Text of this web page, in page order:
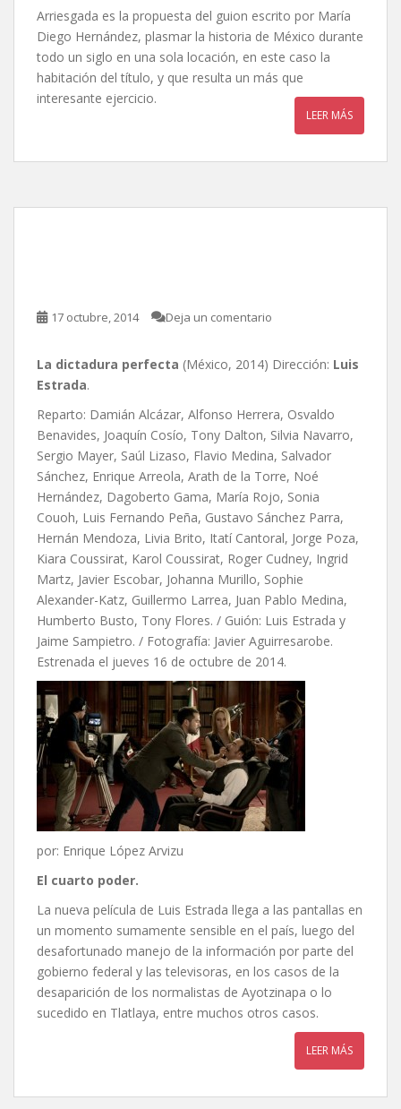
Arriesgada es la propuesta del guion escrito por María
Diego Hernández, plasmar la historia de México durante
todo un siglo en una sola locación, en este caso la
habitación del título, y que resulta un más que
interesante ejercicio.
LEER MÁS
17 octubre, 2014 Deja un comentario
La dictadura perfecta (México, 2014) Dirección: Luis
Estrada.
Reparto: Damián Alcázar, Alfonso Herrera, Osvaldo
Benavides, Joaquín Cosío, Tony Dalton, Silvia Navarro,
Sergio Mayer, Saúl Lizaso, Flavio Medina, Salvador
Sánchez, Enrique Arreola, Arath de la Torre, Noé
Hernández, Dagoberto Gama, María Rojo, Sonia
Couoh, Luis Fernando Peña, Gustavo Sánchez Parra,
Hernán Mendoza, Livia Brito, Itatí Cantoral, Jorge Poza,
Kiara Coussirat, Karol Coussirat, Roger Cudney, Ingrid
Martz, Javier Escobar, Johanna Murillo, Sophie
Alexander-Katz, Guillermo Larrea, Juan Pablo Medina,
Humberto Busto, Tony Flores. / Guión: Luis Estrada y
Jaime Sampietro. / Fotografía: Javier Aguirresarobe.
Estrenada el jueves 16 de octubre de 2014.
por: Enrique López Arvizu
El cuarto poder.
La nueva película de Luis Estrada llega a las pantallas en
un momento sumamente sensible en el país, luego del
desafortunado manejo de la información por parte del
gobierno federal y las televisoras, en los casos de la
desaparición de los normalistas de Ayotzinapa o lo
sucedido en Tlatlaya, entre muchos otros casos.
LEER MÁS